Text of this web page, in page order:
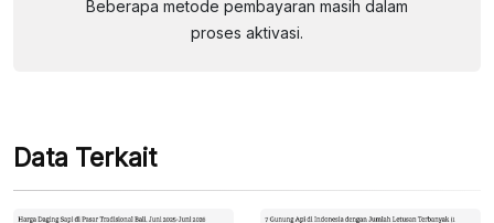
Beberapa metode pembayaran masih dalam
proses aktivasi.
Data Terkait